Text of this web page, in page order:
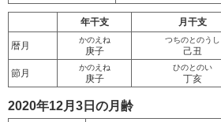
年干支 月干支
暦月
かのえね
庚子
つちのとのうし
己丑
節月
かのえね
庚子
ひのとのい
丁亥
2020年12月3日の月齢